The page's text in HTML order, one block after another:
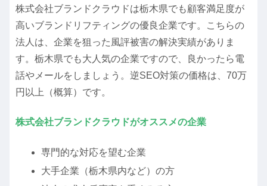
株式会社ブランドクラウドは栃木県でも顧客満足度が
高いブランドリフティングの優良企業です。こちらの
法人は、企業を狙った風評被害の解決実績がありま
す。栃木県でも大人気の企業ですので、良かったら電
話やメールをしましょう。逆SEO対策の価格は、70万
円以上（概算）です。
株式会社ブランドクラウドがオススメの企業
専門的な対応を望む企業
大手企業（栃木県内など）の方